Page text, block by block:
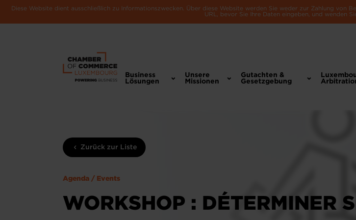
Diese Website dient ausschließlich zu Informationszwecken. Über diese Website werden Sie weder zur Zahlung
URL, bevor Sie Ihre Daten eingeben, und wenden
Business
Lösungen
Unsere
Missionen
Gutachten &
Gesetzgebung
Zurück zur Liste
Agenda / Events
WORKSHOP : DÉTERMINER